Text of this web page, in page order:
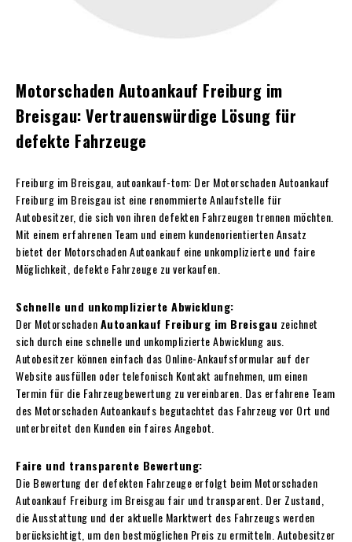
Motorschaden Autoankauf Freiburg im
Breisgau: Vertrauenswürdige Lösung für
defekte Fahrzeuge
Freiburg im Breisgau, autoankauf-tom: Der Motorschaden Autoankauf
Freiburg im Breisgau ist eine renommierte Anlaufstelle für
Autobesitzer, die sich von ihren defekten Fahrzeugen trennen möchten.
Mit einem erfahrenen Team und einem kundenorientierten Ansatz
bietet der Motorschaden Autoankauf eine unkomplizierte und faire
Möglichkeit, defekte Fahrzeuge zu verkaufen.
Schnelle und unkomplizierte Abwicklung:
Der MotorschadenAutoankauf Freiburg im Breisgau zeichnet
sich durch eine schnelle und unkomplizierte Abwicklung aus.
Autobesitzer können einfach das Online-Ankaufsformular auf der
Website ausfüllen oder telefonisch Kontakt aufnehmen, um einen
Termin für die Fahrzeugbewertung zu vereinbaren. Das erfahrene Team
des Motorschaden Autoankaufs begutachtet das Fahrzeug vor Ort und
unterbreitet den Kunden ein faires Angebot.
Faire und transparente Bewertung:
Die Bewertung der defekten Fahrzeuge erfolgt beim Motorschaden
Autoankauf Freiburg im Breisgau fair und transparent. Der Zustand,
die Ausstattung und der aktuelle Marktwert des Fahrzeugs werden
berücksichtigt, um den bestmöglichen Preis zu ermitteln. Autobesitzer